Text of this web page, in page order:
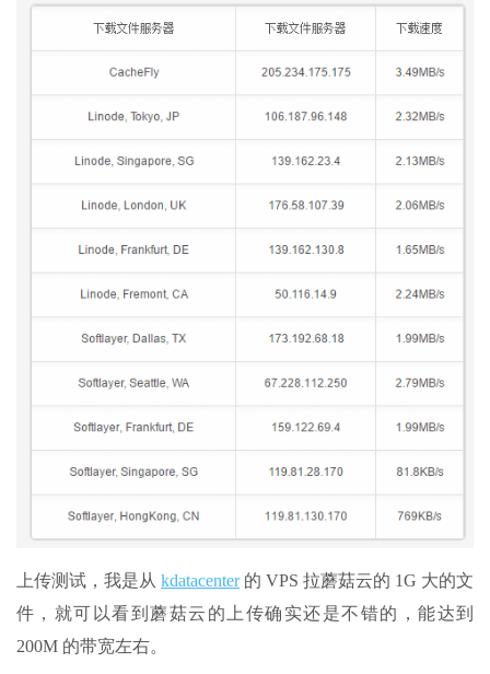
上传测试，我是从 kdatacenter的 VPS 拉蘑菇云的 1G 大的文
件，就可以看到蘑菇云的上传确实还是不错的，能达到
200M 的带宽左右。